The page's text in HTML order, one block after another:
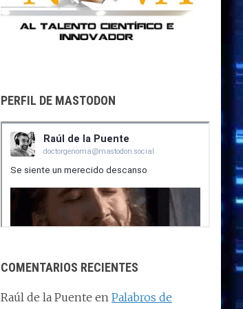
PERFIL DE MASTODON
COMENTARIOS RECIENTES
Raúl de la Puente en Palabros de